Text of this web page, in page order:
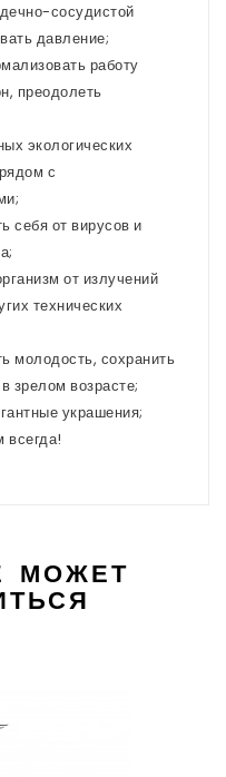
сосудистой
давление;
работу
преодолеть
экологических
с
себя от вирусов и
от излучений
технических
молодость, сохранить
зрелом возрасте;
украшения;
всегда!
МОЖЕТ